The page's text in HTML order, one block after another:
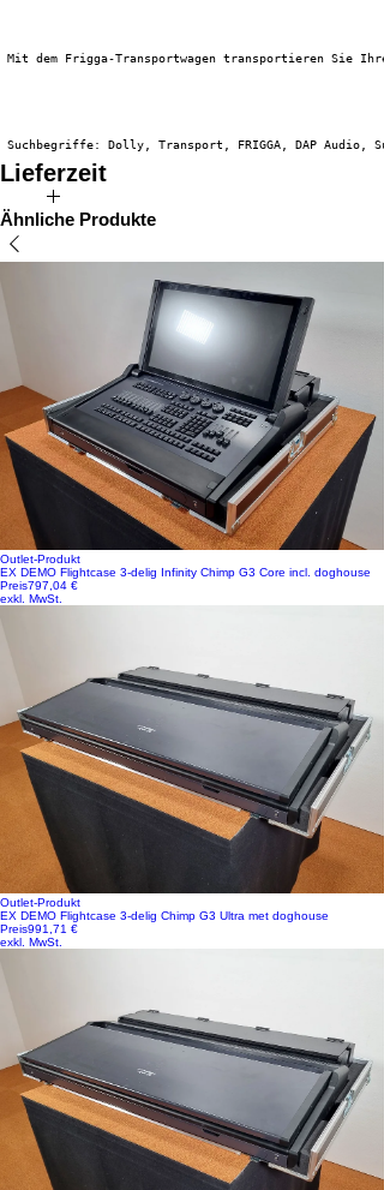
Mit dem Frigga-Transportwagen transportieren Sie
Suchbegriffe: Dolly, Transport, FRIGGA, DAP Audio,
Lieferzeit
Die voraussichtliche Lieferzeit für dieses Produkt beträgt 2 bis 4
Wochen.
Ähnliche Produkte
Outlet-Produkt
EX DEMO Flightcase 3-delig Infinity Chimp G3 Core incl. doghouse
Preis797,04 €
exkl. MwSt.
Outlet-Produkt
EX DEMO Flightcase 3-delig Chimp G3 Ultra met doghouse
Preis991,71 €
exkl. MwSt.